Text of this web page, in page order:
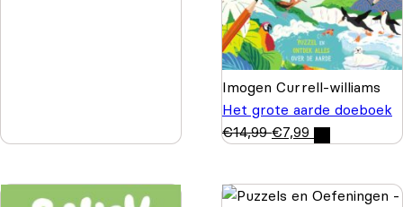
Imogen Currell-williams
Het grote aarde doeboek
€14,99 €7,99